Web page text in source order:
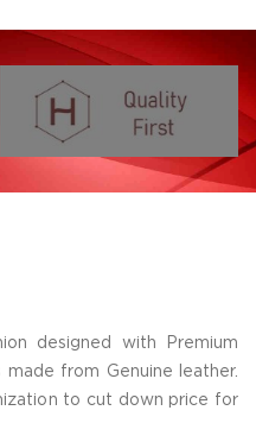
designed with Premium
from Genuine leather.
to cut down price for